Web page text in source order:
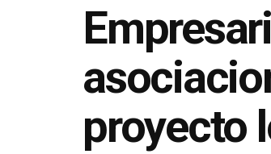
proyecto